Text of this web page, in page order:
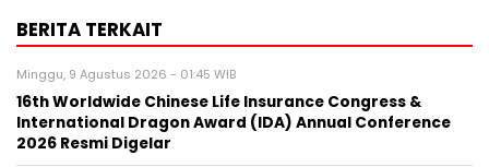
BERITA TERKAIT
Minggu, 9 Agustus 2026 - 01:45 WIB
16th Worldwide Chinese Life Insurance Congress &
International Dragon Award (IDA) Annual Conference
2026 Resmi Digelar